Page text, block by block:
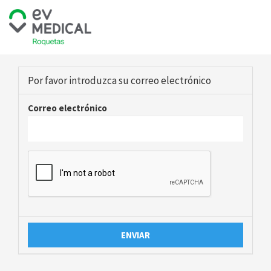
Por favor introduzca su correo electrónico
Correo electrónico